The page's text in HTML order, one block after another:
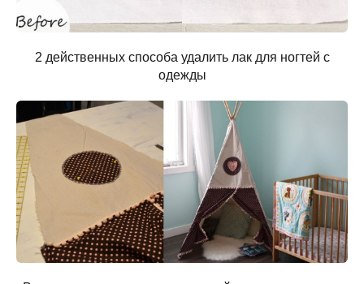
2 действенных способа удалить лак для ногтей с
одежды